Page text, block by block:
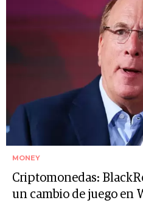
MONEY
Criptomonedas:
un cambio de juego en